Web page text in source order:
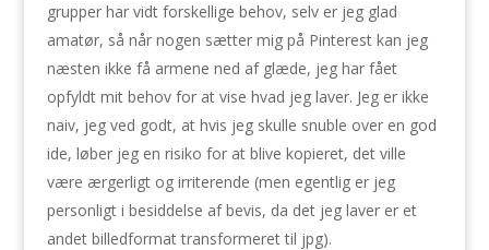
grupper har vidt forskellige behov, selv er jeg glad
amatør, så når nogen sætter mig på Pinterest kan jeg
næsten ikke få armene ned af glæde, jeg har fået
opfyldt mit behov for at vise hvad jeg laver. Jeg er ikke
naiv, jeg ved godt, at hvis jeg skulle snuble over en god
ide, løber jeg en risiko for at blive kopieret, det ville
være ærgerligt og irriterende (men egentlig er jeg
personligt i besiddelse af bevis, da det jeg laver er et
andet billedformat transformeret til jpg).